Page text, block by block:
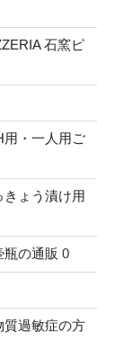
石窯ピ
用・一人用ご
ょう漬け用
の通販 0
質過敏症の方